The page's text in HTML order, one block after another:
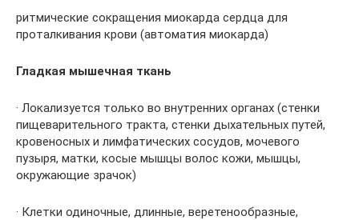
ритмические сокращения миокарда сердца для
проталкивания крови (автоматия миокарда)
Гладкая мышечная ткань
· Локализуется только во внутренних органах (стенки
пищеварительного тракта, стенки дыхательных путей,
кровеносных и лимфатических сосудов, мочевого
пузыря, матки, косые мышцы волос кожи, мышцы,
окружающие зрачок)
· Клетки одиночные, длинные, веретенообразные,